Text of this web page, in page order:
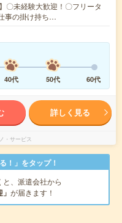
〇未経験大歓迎！〇フリータ
事の掛け持ち…
40代 50代 60代
詳しく見る
・サービス
！」をタップ！
と、派遣会社から
が届きます！